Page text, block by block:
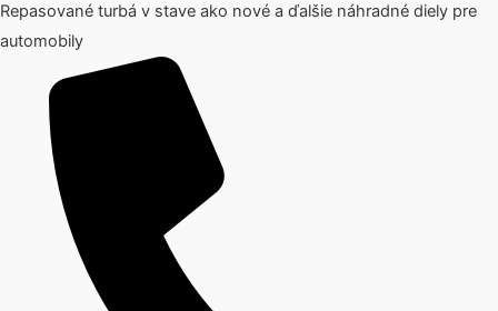
Repasované turbá v stave ako nové a ďalšie náhradné diely pre
automobily